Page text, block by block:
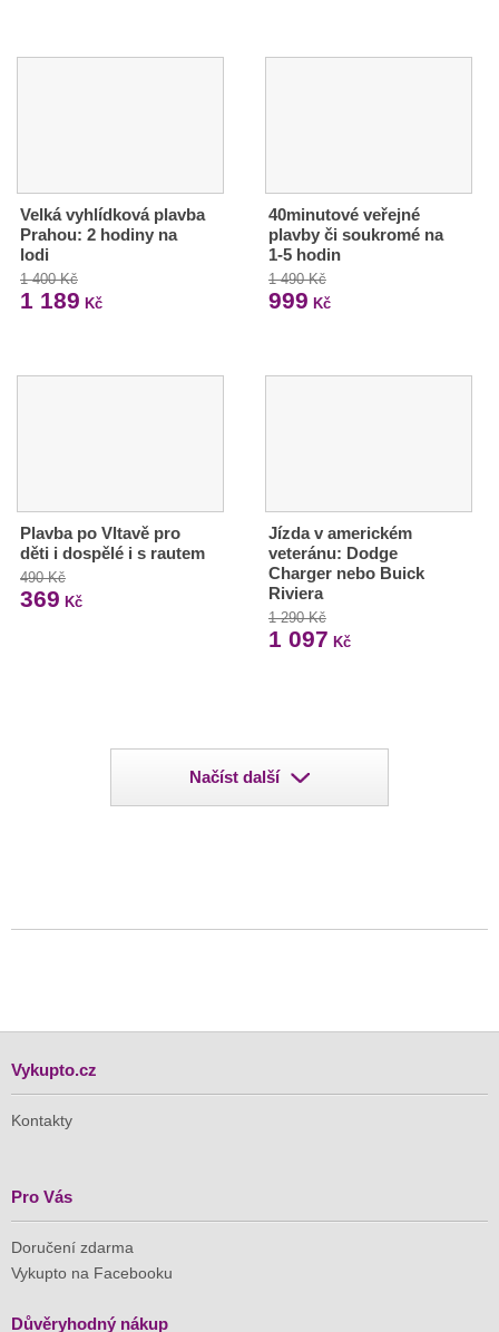
Velká vyhlídková plavba
Prahou: 2 hodiny na
lodi
1 400 Kč
1 189 Kč
40minutové veřejné
plavby či soukromé na
1-5 hodin
1 490 Kč
999 Kč
Plavba po Vltavě pro
děti i dospělé i s rautem
490 Kč
369 Kč
Jízda v americkém
veteránu: Dodge
Charger nebo Buick
Riviera
1 290 Kč
1 097 Kč
Načíst další
Vykupto.cz
Kontakty
Pro Vás
Doručení zdarma
Vykupto na Facebooku
Důvěryhodný nákup